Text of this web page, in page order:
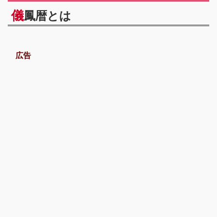
儀鳳暦とは
広告